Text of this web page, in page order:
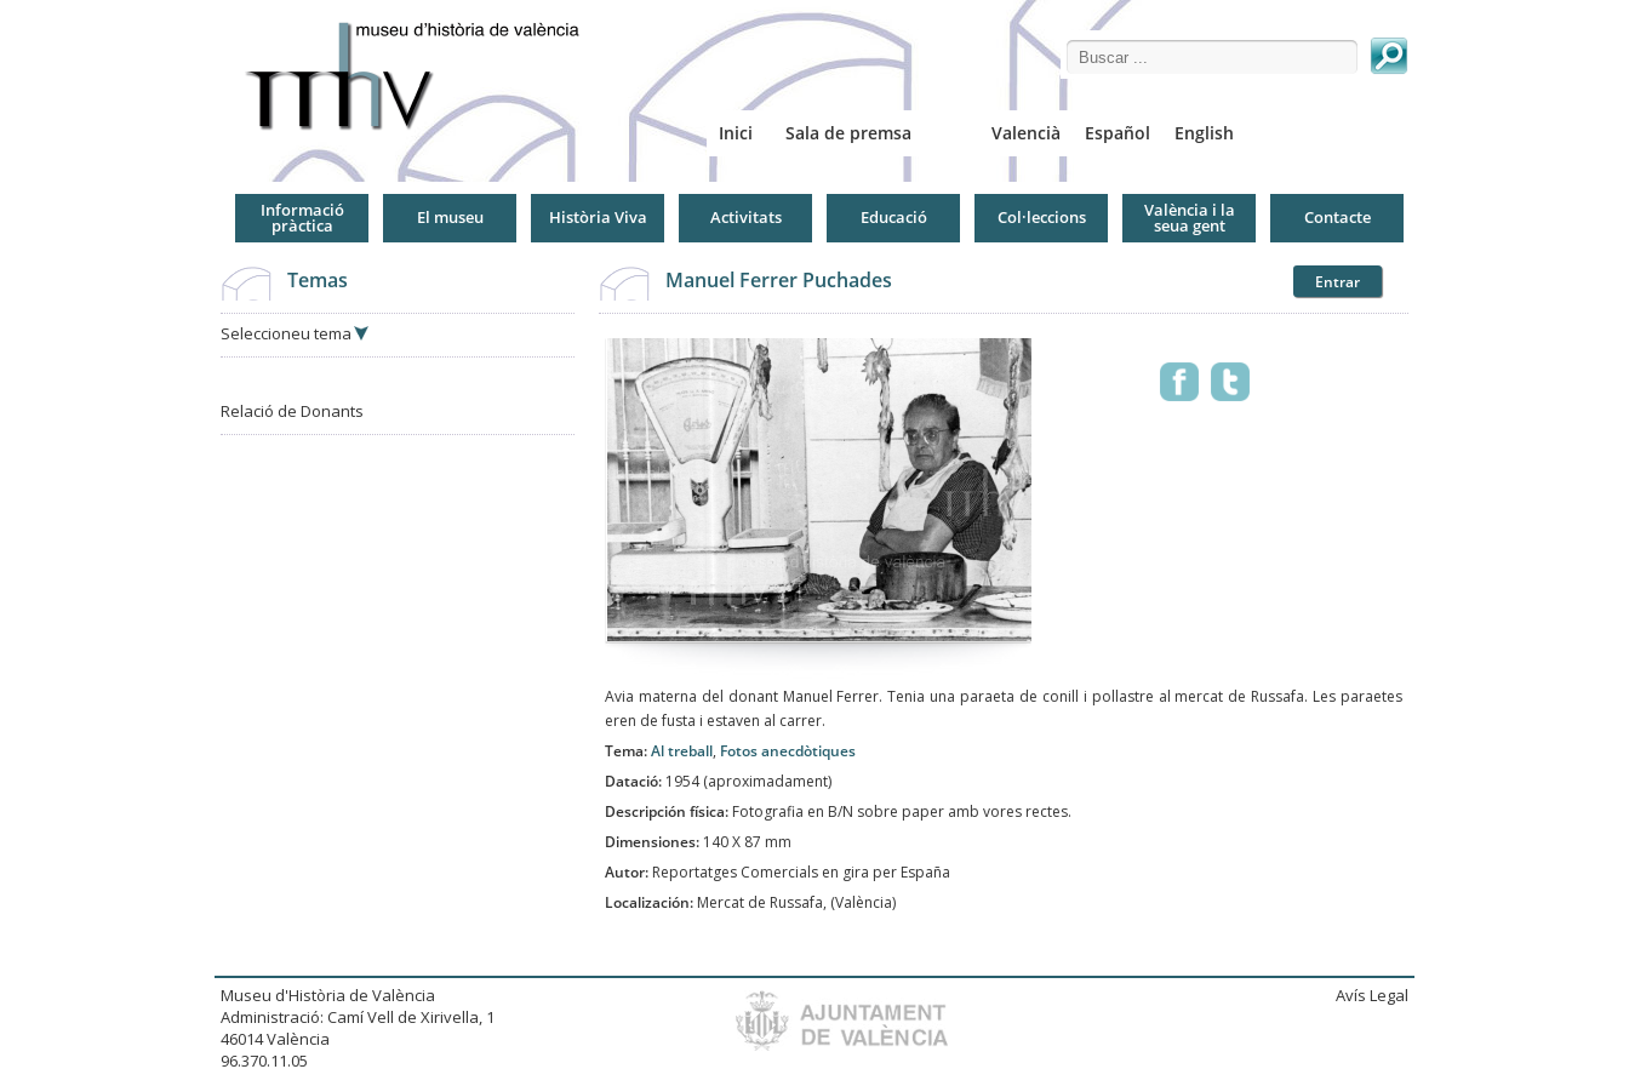
Search this site
Valencià Español English
Inici Sala de premsa
Informació
pràctica El museu Història Viva Activitats Educació Col·leccions València i la
seua gent Contacte
Temas
Seleccioneu tema
Relació de Donants
Manuel Ferrer Puchades Entrar
Avia materna del donant Manuel Ferrer. Tenia una paraeta de conill i pollastre al mercat de Russafa. Les paraetes
eren de fusta i estaven al carrer.
Tema:Al treball, Fotos anecdòtiques
Datació: 1954 (aproximadament)
Descripción física: Fotografia en B/N sobre paper amb vores rectes.
Dimensiones: 140 X 87 mm
Autor: Reportatges Comercials en gira per España
Localización: Mercat de Russafa, (València)
Museu d'Història de València
Administració: Camí Vell de Xirivella, 1
46014 València
96.370.11.05
Avís Legal